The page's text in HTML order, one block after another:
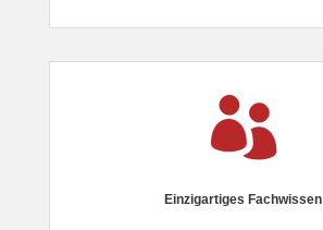

Einzigartiges Fachwissen